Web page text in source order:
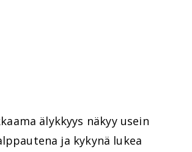
älykkyys näkyy usein
ja kykynä lukea